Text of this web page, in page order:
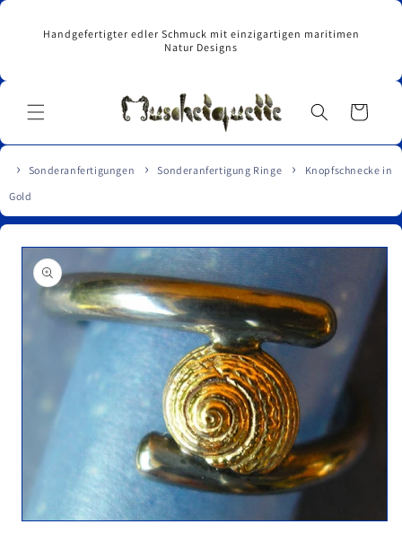
Inhalt
Handgefertigter edler Schmuck mit einzigartigen maritimen
Natur Designs
Warenkorb
Sonderanfertigungen Sonderanfertigung Ringe
Knopfschnecke in
Gold